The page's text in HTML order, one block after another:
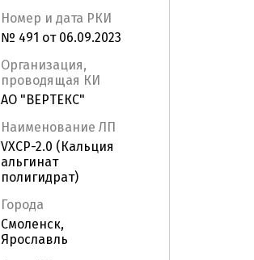
Номер и дата РКИ
№ 491 от 06.09.2023
Организация,
проводящая КИ
АО "ВЕРТЕКС"
Наименование ЛП
VXCP-2.0 (Кальция
альгинат
полигидрат)
Города
Смоленск,
Ярославль